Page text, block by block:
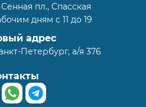
пл., Спасская
дням с 11 до 19
адрес
Петербург, а/я 376